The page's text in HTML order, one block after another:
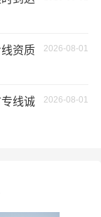
，我们将为客户
前进的动力!
吉林物流
2026-08-01
资质
2026-08-01
线诚